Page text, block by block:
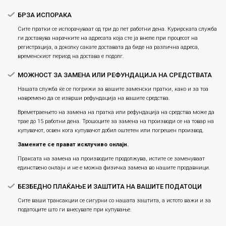
БРЗА ИСПОРАКА
Сите пратки се испорачуваат од три до пет работни дена. Курирската служба
ги доставува нарачките на адресата која сте ја внеле при процесот на
регистрација, а доколку сакате доставата да биде на различна адреса,
временскиот период на достава е подолг.
МОЖНОСТ ЗА ЗАМЕНА ИЛИ РЕФУНДАЦИЈА НА СРЕДСТВАТА
Нашата служба ќе се погрижи за вашите заменски пратки, како и за тоа
навремено да се изврши рефундација на вашите средства.
Времетраењето на замена на пратка или рефундацијa на средства може да
трае до 15 работни дена. Трошоците за замена на производи се на товар на
купувачот, освен кога купувачот добил оштетен или погрешен производ.
Замените се прават исклучиво онлајн.
Праксата на замена на производите продолжува, истите се заменуваат
единствено онлајн и не е можна физичка замена во нашите продавници.
БЕЗБЕДНО ПЛАЌАЊЕ И ЗАШТИТА НА ВАШИТЕ ПОДАТОЦИ
Сите ваши трансакции се сигурни со нашата заштита, а истото важи и за
податоците што ги внесувате при купување.